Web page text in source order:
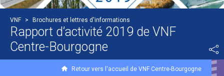
VNF > Brochures et lettres d'informations
Rapport d’activité 2019 de VNF
Centre-Bourgogne
Retour vers l'accueil de VNF Centre-Bourgogne